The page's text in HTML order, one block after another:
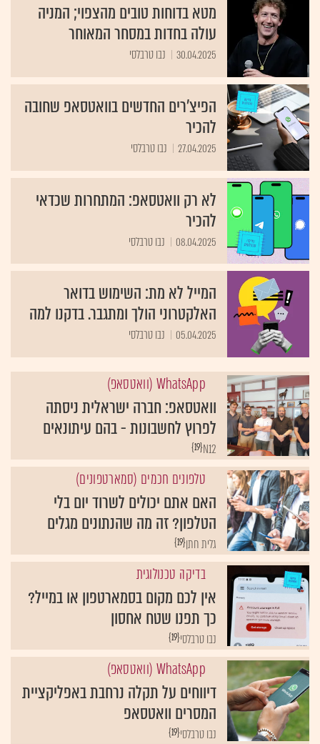
מטא בדוחות טובים מהצפוי; המניה
עולה בחדות במסחר המאוחר
30.04.2025 נבו טרבלסי
הפיצ'רים החדשים בוואטסאפ שחובה
להכיר
27.04.2025 נבו טרבלסי
לא רק וואטסאפ: המתחרות שכדאי
להכיר
08.04.2025 נבו טרבלסי
המייל לא מת: השימוש בדואר
האלקטרוני הולך ומתגבר. בדקנו למה
05.04.2025 נבו טרבלסי
WhatsApp (וואטסאפ)
וואטסאפ: חברה ישראלית ניסתה
לפרוץ לחשבונות - בהם עיתונאים
{19}N12
טלפונים חכמים (סמארטפונים)
האם אתם יכולים לשרוד יום בלי
הטלפון? זה מה שהנתונים מגלים
{19}גלית חתן
בדיקה טכנולוגית
אין לכם מקום בסמארטפון או במייל?
כך תפנו שטח אחסון
{19}נבו טרבלסי
WhatsApp (וואטסאפ)
דיווחים על תקלה נרחבת באפליקציית
המסרים וואטסאפ
{19}נבו טרבלסי